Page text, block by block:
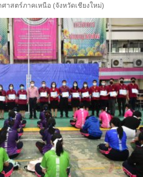
าสตร์ภาคเหนือ (จังหวัดเชียงใหม่)